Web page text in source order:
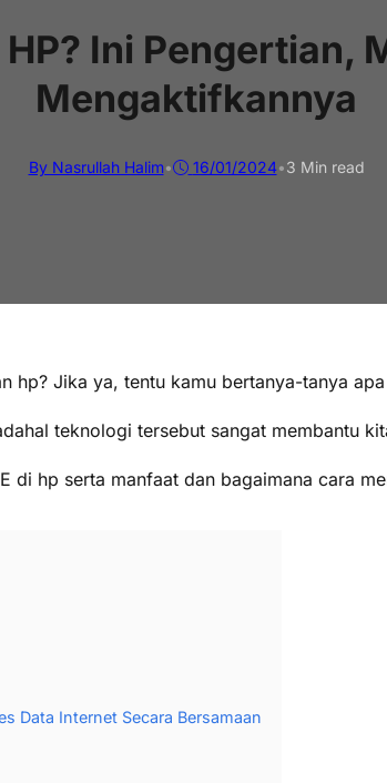
Ini Pengertian,
Mengaktifkannya
By Nasrullah Halim• 16/01/2024•3 Min read
hp? Jika ya, tentu kamu bertanya-tanya
teknologi tersebut sangat membantu
di hp serta manfaat dan bagaimana cara
Data Internet Secara Bersamaan